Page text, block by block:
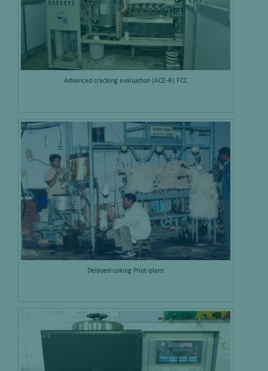
Advanced cracking evaluation (ACE-R) FCC
Delayed-coking Pilot-plant